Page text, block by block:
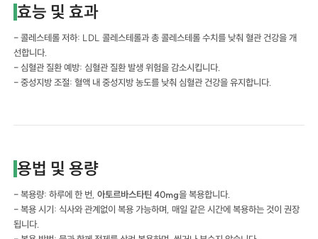
효능 및 효과
- 콜레스테롤 저하: LDL 콜레스테롤과 총 콜레스테롤 수치를 낮춰 혈관 건강을 개
선합니다.
- 심혈관 질환 예방: 심혈관 질환 발생 위험을 감소시킵니다.
- 중성지방 조절: 혈액 내 중성지방 농도를 낮춰 심혈관 건강을 유지합니다.
용법 및 용량
- 복용량: 하루에 한 번,아토르바스타틴 40mg을 복용합니다.
- 복용 시기: 식사와 관계없이 복용 가능하며, 매일 같은 시간에 복용하는 것이 권장
됩니다.